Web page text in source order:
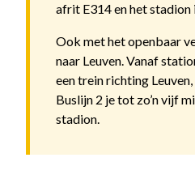
afrit E314 en het stadion
Ook met het openbaar
naar Leuven. Vanaf
een trein richting
Buslijn 2 je tot zo’n vijf
stadion.